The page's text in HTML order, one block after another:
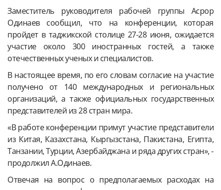
Заместитель руководителя рабочей группы Асрор
Одинаев сообщил, что на конференции, которая
пройдет в таджикской столице 27-28 июня, ожидается
участие около 300 иностранных гостей, а также
отечественных ученых и специалистов.
В настоящее время, по его словам согласие на участие
получено от 140 международных и региональных
организаций, а также официальных государственных
представителей из 28 стран мира.
«В работе конференции примут участие представители
из Китая, Казахстана, Кыргызстана, Пакистана, Египта,
Танзании, Турции, Азербайджана и ряда других стран», -
продолжил А.Одинаев.
Отвечая на вопрос о предполагаемых расходах на